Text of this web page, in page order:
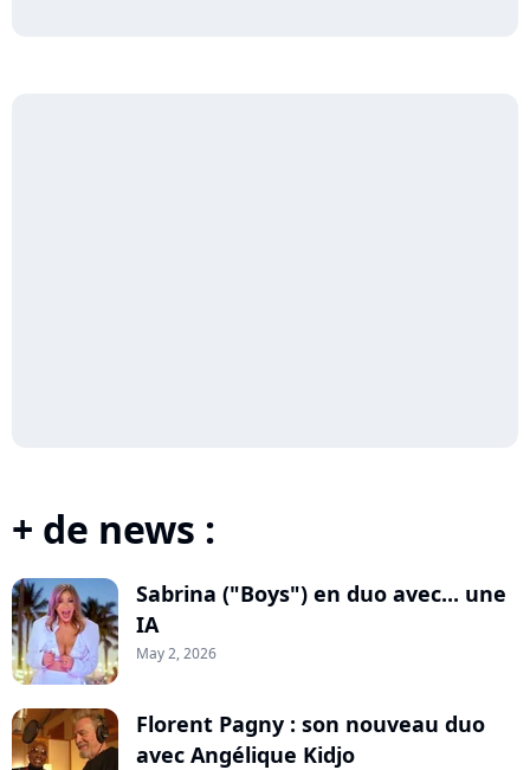
+ de news :
Sabrina ("Boys") en duo avec... une
IA
May 2, 2026
Florent Pagny : son nouveau duo
avec Angélique Kidjo